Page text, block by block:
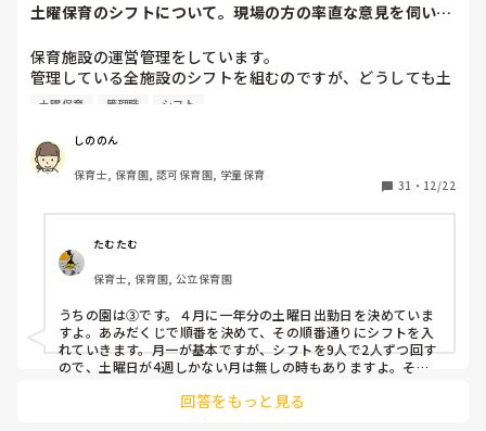
土曜保育のシフトについて。現場の方の率直な意見を伺いた
保育施設の運営管理をしています。
管理している全施設のシフトを組むのですが、どうしても土
曜保育だけは入れる方が少なく、いつも苦労しています。
て入職しているはずですが、いざ勤務が始まると一日も土曜
出勤が出来ない方ばかりです。
①土曜日の希望休は2日まで、と制限をかける
②毎月、必ず土曜保育に入ることのできる日を1日だけピッ
クアップしてもらう
③仮シフトが出た時、土曜出勤が難しければ自身で代わりの
人を交渉して見つけてもらう
上記のいずれかの対策を取り入れることを考えています。
土曜保育 管理職 シフト
しののん
保育士, 保育園, 認可保育園, 学童保育
31 ・ 12/22
たむたむ
保育士, 保育園, 公立保育園
うちの園は③です。４月に一年分の土曜日出勤日を決めていま
すよ。あみだくじで順番を決めて、その順番通りにシフトを入
れていきます。月一が基本ですが、シフトを9人で2人ずつ回す
ので、土曜日が4週しかない月は無しの時もありますよ。その
て貰い、主任に報告してます。
回答をもっと見る